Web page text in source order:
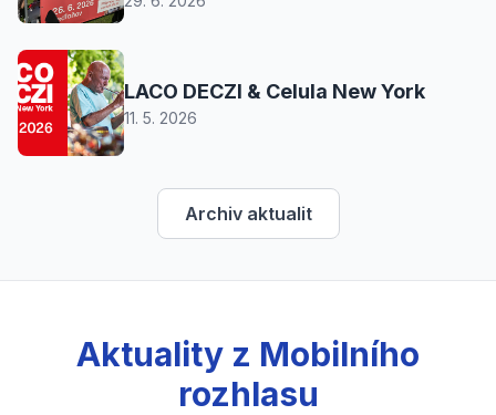
LACO DECZI & Celula New York
11. 5. 2026
Archiv aktualit
Aktuality z Mobilního
rozhlasu